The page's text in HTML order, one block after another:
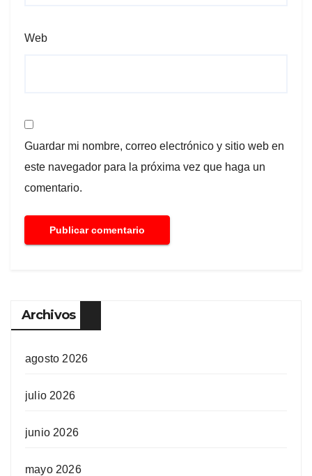
Web
Guardar mi nombre, correo electrónico y sitio web en
este navegador para la próxima vez que haga un
comentario.
Archivos
agosto 2026
julio 2026
junio 2026
mayo 2026